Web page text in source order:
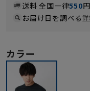
送料 全国一律550
お届け日を調べる
カラー